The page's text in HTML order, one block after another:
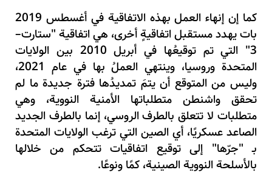
كما إن إنهاء العمل بهذه الاتفاقية في أغسطس 2019
بات يهدد مستقبل اتفاقيةٍ أخرى، هي اتفاقية "ستارت–
3" التي تم توقيعُها في أبريل 2010 بين الولايات
المتحدة وروسيا، وينتهي العملُ بها في عام 2021،
وليس من المتوقع أن يتمَ تمديدُها فترة جديدة ما لم
تحقق واشنطن متطلباتها الأمنية النووية، وهي
متطلبات لا تتعلق بالطرف الروسي، إنما بالطرف الجديد
الصاعد عسكريًا، أي الصين التي ترغب الولايات المتحدة
بـ "جرّها" إلى توقيع اتفاقيات تتحكم من خلالها
بالأسلحة النووية الصينية، كمًا ونوعًا.